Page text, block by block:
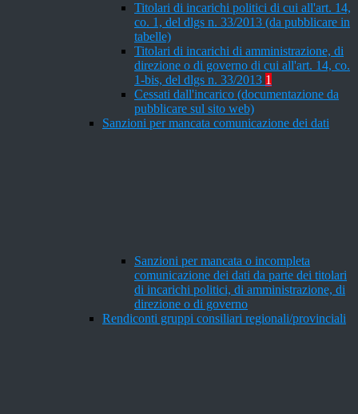
Titolari di incarichi politici di cui all'art. 14,
co. 1, del dlgs n. 33/2013 (da pubblicare in
tabelle)
Titolari di incarichi di amministrazione, di
direzione o di governo di cui all'art. 14, co.
1-bis, del dlgs n. 33/2013 1
Cessati dall'incarico (documentazione da
pubblicare sul sito web)
Sanzioni per mancata comunicazione dei dati
Sanzioni per mancata o incompleta
comunicazione dei dati da parte dei titolari
di incarichi politici, di amministrazione, di
direzione o di governo
Rendiconti gruppi consiliari regionali/provinciali